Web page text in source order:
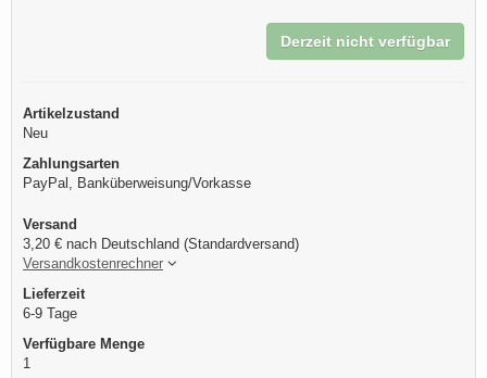
Derzeit nicht verfügbar
Artikelzustand
Neu
Zahlungsarten
PayPal, Banküberweisung/Vorkasse
Versand
3,20 € nach Deutschland (Standardversand)
Versandkostenrechner
Lieferzeit
6-9 Tage
Verfügbare Menge
1